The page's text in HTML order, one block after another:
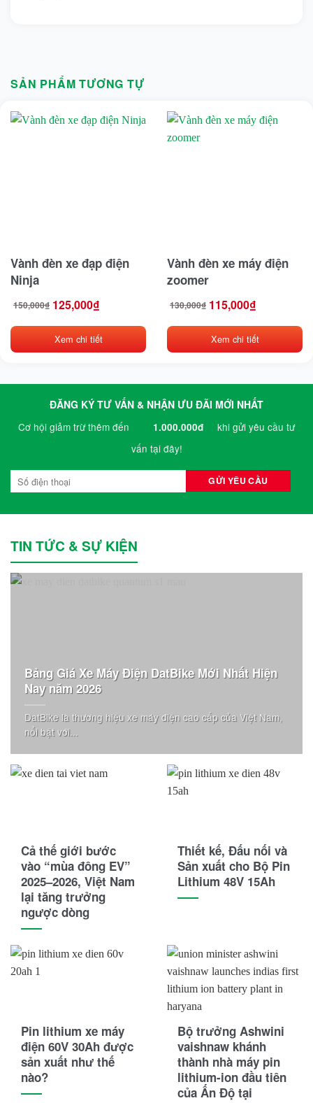
SẢN PHẨM TƯƠNG TỰ
Vành đèn xe đạp điện
Ninja
150,000₫
Giá
gốc
150,000₫.
125,000₫
Giá
hiện
là:
125,000₫.
Xem chi tiết
Vành đèn xe máy điện
zoomer
130,000₫
Giá
gốc
130,000₫.
115,000₫
Giá
hiện
là:
115,000₫.
Xem chi tiết
ĐĂNG KÝ TƯ VẤN & NHẬN ƯU ĐÃI MỚI NHẤT
Cơ hội giảm trừ thêm đến
1.000.000đ
khi gửi yêu cầu tư
vấn tại đây!
TIN TỨC & SỰ KIỆN
Bảng Giá Xe Máy Điện DatBike Mới Nhất Hiện
Nay năm 2026
DatBike là thương hiệu xe máy điện cao cấp của Việt Nam,
nổi bật với...
Cả thế giới bước
vào “mùa đông EV”
2025–2026, Việt Nam
lại tăng trưởng
ngược dòng
Thiết kế, Đấu nối và
Sản xuất cho Bộ Pin
Lithium 48V 15Ah
Pin lithium xe máy
điện 60V 30Ah được
sản xuất như thế
nào?
Bộ trưởng Ashwini
vaishnaw khánh
thành nhà máy pin
lithium-ion đầu tiên
của Ấn Độ tại